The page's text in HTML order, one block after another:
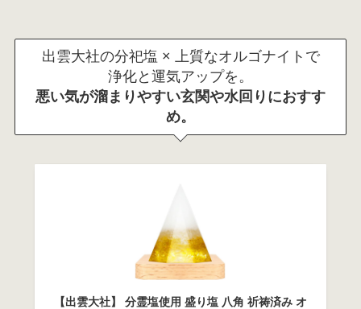
出雲大社の分祀塩 × 上質なオルゴナイトで
浄化と運気アップを。
悪い気が溜まりやすい玄関や水回りにおすす
め。
【出雲大社】 分霊塩使用 盛り塩 八角 祈祷済み オ